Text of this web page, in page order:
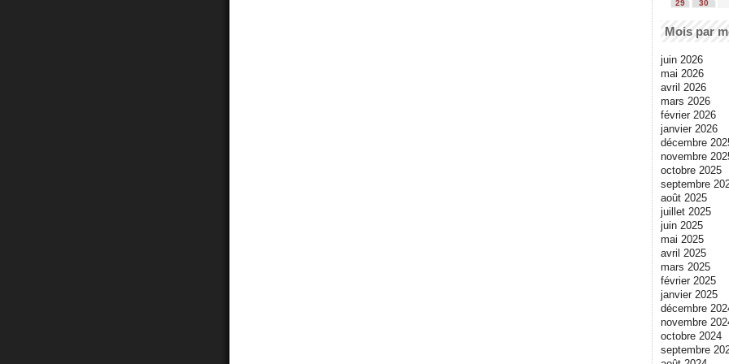
29
30
Mois par
juin 2026
mai 2026
avril 2026
mars 2026
février 2026
janvier 2026
décembre
novembre
octobre 2025
septembre
août 2025
juillet 2025
juin 2025
mai 2025
avril 2025
mars 2025
février 2025
janvier 2025
décembre
novembre
octobre 2024
septembre